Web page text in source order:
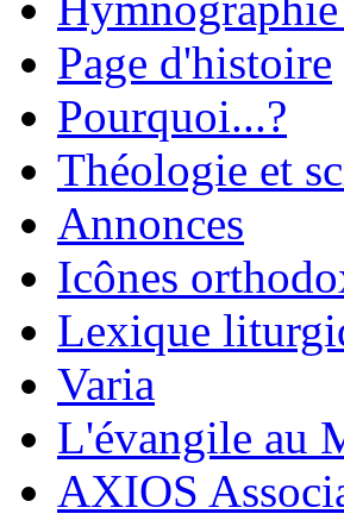
Page d'histoire
Pourquoi...?
Théologie et
Annonces
Icônes
Lexique
Varia
L'évangile au
AXIOS